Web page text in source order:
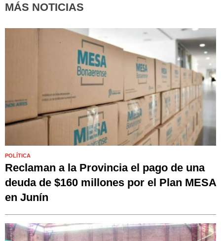
MÁS NOTICIAS
POLÍTICA
Reclaman a la Provincia el pago de una
deuda de $160 millones por el Plan MESA
en Junín